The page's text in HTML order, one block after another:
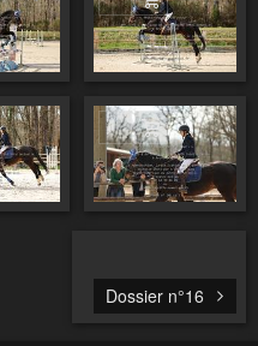
au panier Ajouter au
Dossier n°16